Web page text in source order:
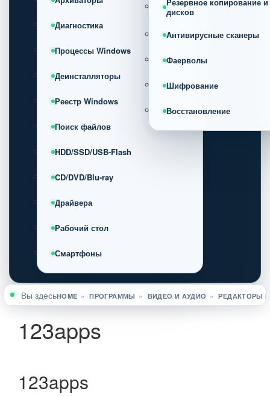
Диагностика
Процессы Windows
Деинсталляторы
Реестр Windows
Поиск файлов
HDD/SSD/USB-Flash
CD/DVD/Blu-ray
Драйвера
Рабочий стол
Смартфоны
дисков
Антивирусные сканеры
Фаерволы
Шифрование
Восстановление
Вы здесьHOME » ПРОГРАММЫ » ВИДЕО И АУДИО » РЕДАКТОРЫ
123apps
123apps